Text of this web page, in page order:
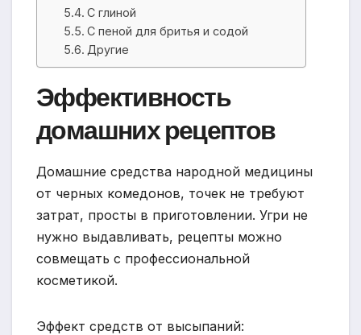
С глиной
С пеной для бритья и содой
Другие
Эффективность
домашних рецептов
Домашние средства народной медицины
от черных комедонов, точек не требуют
затрат, просты в приготовлении. Угри не
нужно выдавливать, рецепты можно
совмещать с профессиональной
косметикой.
Эффект средств от высыпаний: